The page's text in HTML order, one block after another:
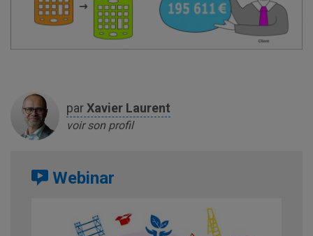
parXavier Laurent
voir son profil
Webinar